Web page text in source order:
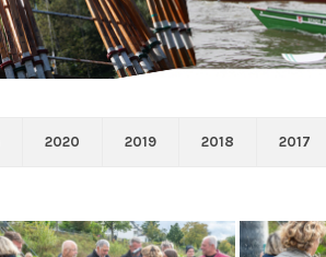
2020 2019 2018 2017